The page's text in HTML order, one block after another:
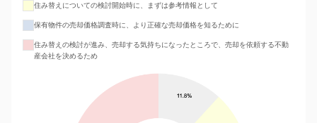
住み替えについての検討開始時に、まずは参考情報として
保有物件の売却価格調査時に、より正確な売却価格を知るために
住み替えの検討が進み、売却する気持ちになったところで、売却を依頼する不動
産会社を決めるため